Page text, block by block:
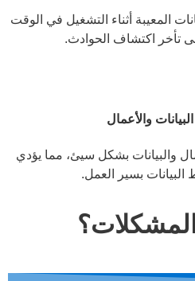
المعيبة أثناء التشغيل في الوقت
تأخر اكتشاف الحوادث.
والأعمال
والبيانات بشكل سيئ، مما يؤدي
بسير العمل.